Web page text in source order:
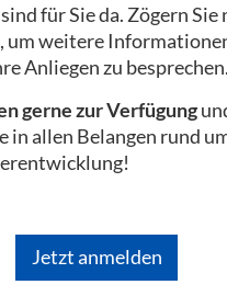
für Sie da. Zögern Sie
um weitere
Anliegen zu besprechen.
gerne zur Verfügung
in allen Belangen rund
Jetzt anmelden